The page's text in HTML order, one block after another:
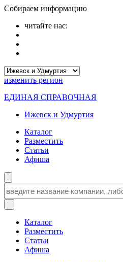
Собираем информацию
читайте нас:
изменить регион
ЕДИНАЯ СПРАВОЧНАЯ
Ижевск и Удмуртия
Каталог
Разместить
Статьи
Афиша
Каталог
Разместить
Статьи
Афиша